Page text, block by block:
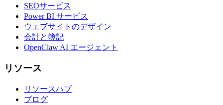
SEOサービス
Power BI サービス
ウェブサイトのデザイン
会計と簿記
OpenClaw AI エージェント
リソース
リソースハブ
ブログ